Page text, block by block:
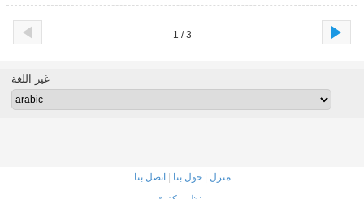
1 / 3
غير اللغة
منزل |حول بنا
اتصل بنا